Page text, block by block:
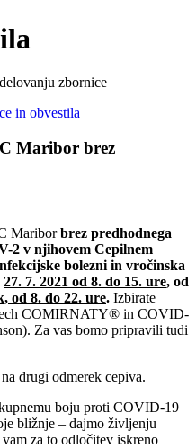
zbornice
in obvestila
Maribor brez
Mariborbrez predhodnega
2 v njihovem Cepilnem
bolezni in vročinska
27. 7. 2021 od 8. do 15. ure, od
od 8. do 22. ure. Izbirate
COMIRNATY® in COVID-
Za vas bomo pripravili tudi
drugi odmerek cepiva.
boju proti COVID-19
bližnje – dajmo življenju
za to odločitev iskreno